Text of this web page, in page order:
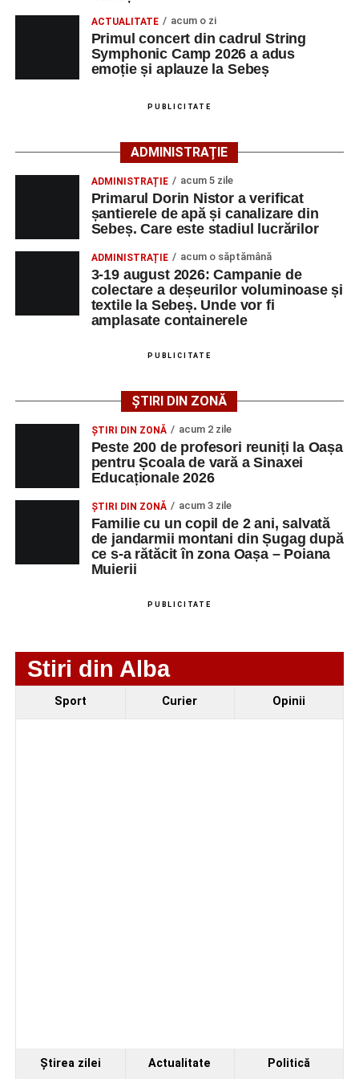
Măcinic pot fi admirate la Primăria Sebeș
Cei interesați pot consulta toate locurile de muncă
disponibile accesând platforma oficială ANOFM,
AJOFM Alba, apoi secțiunea„Persoane fizice
– Locuri de muncă vacante”
. De asemenea, informații
Lista publicată de AJOFM Alba include, pe lângă
denumirea posturilor vacante din Săsciori, și datele de
contact ale angajatorilor, precum numere de telefon și
adrese de e-mail, pentru ca persoanele interesate să
poată solicita detalii despre condițiile de angajare,
programul de lucru și procesul de recrutare.
Mai jos puteți consulta lista completă a locurilor de
muncă disponibile în comuna Săsciori la data de 4
AGENT OCUPAŢIA
NR.
NR.
Technology Srl
OPERATOR LA
MASINI-UNELTE
NUMERICA
1 0752826367
Ultimele știri din Sebeș
ACTUALITATE acum o zi
Primul concert din cadrul String
Symphonic Camp 2026 a adus
emoție și aplauze la Sebeș
PUBLICITATE
ADMINISTRAȚIE
ADMINISTRAȚIE acum 5 zile
Primarul Dorin Nistor a verificat
șantierele de apă și canalizare din
Sebeș. Care este stadiul lucrărilor
ADMINISTRAȚIE acum o săptămână
3-19 august 2026: Campanie de
colectare a deșeurilor voluminoase și
textile la Sebeș. Unde vor fi
amplasate containerele
PUBLICITATE
ȘTIRI DIN ZONĂ
ȘTIRI DIN ZONĂ acum 2 zile
Peste 200 de profesori reuniți la Oașa
pentru Școala de vară a Sinaxei
Educaționale 2026
ȘTIRI DIN ZONĂ acum 3 zile
Familie cu un copil de 2 ani, salvată
de jandarmii montani din Șugag după
ce s-a rătăcit în zona Oașa – Poiana
Muierii
PUBLICITATE
Stiri din Alba
Sport Curier Opinii
Ştirea zilei Actualitate Politică